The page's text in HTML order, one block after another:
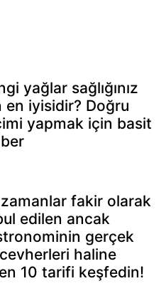
yağlar sağlığınız
en iyisidir? Doğru
yapmak için basit
fakir olarak
edilen ancak
gerçek
haline
10 tarifi keşfedin!